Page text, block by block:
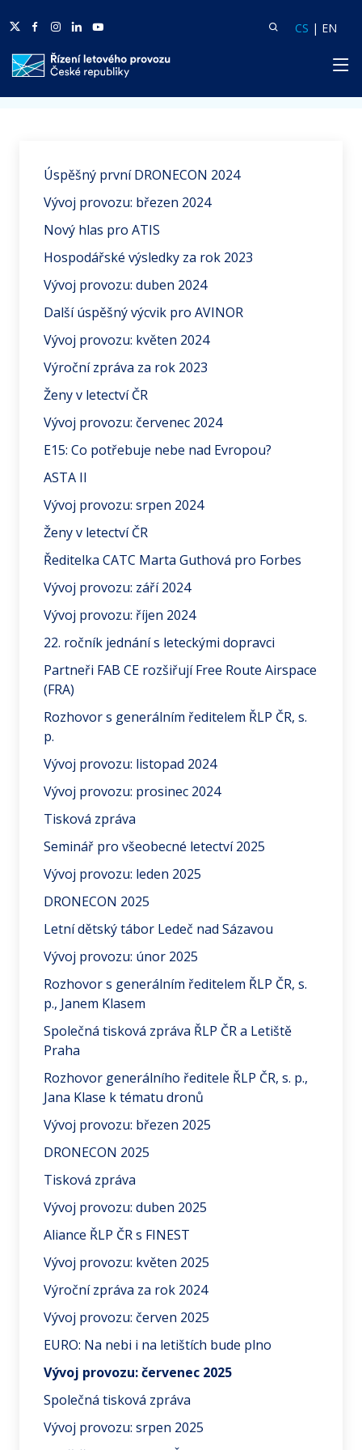
TwitterFacebook
Facebook
Linkedin Vyhledat
CS | EN
Úspěšný první DRONECON 2024
Vývoj provozu: březen 2024
Nový hlas pro ATIS
Hospodářské výsledky za rok 2023
Vývoj provozu: duben 2024
Další úspěšný výcvik pro AVINOR
Vývoj provozu: květen 2024
Výroční zpráva za rok 2023
Ženy v letectví ČR
Vývoj provozu: červenec 2024
E15: Co potřebuje nebe nad Evropou?
ASTA II
Vývoj provozu: srpen 2024
Ženy v letectví ČR
Ředitelka CATC Marta Guthová pro Forbes
Vývoj provozu: září 2024
Vývoj provozu: říjen 2024
22. ročník jednání s leteckými dopravci
Partneři FAB CE rozšiřují Free Route Airspace
(FRA)
Rozhovor s generálním ředitelem ŘLP ČR, s.
p.
Vývoj provozu: listopad 2024
Vývoj provozu: prosinec 2024
Tisková zpráva
Seminář pro všeobecné letectví 2025
Vývoj provozu: leden 2025
DRONECON 2025
Letní dětský tábor Ledeč nad Sázavou
Vývoj provozu: únor 2025
Rozhovor s generálním ředitelem ŘLP ČR, s.
p., Janem Klasem
Společná tisková zpráva ŘLP ČR a Letiště
Praha
Rozhovor generálního ředitele ŘLP ČR, s. p.,
Jana Klase k tématu dronů
Vývoj provozu: březen 2025
DRONECON 2025
Tisková zpráva
Vývoj provozu: duben 2025
Aliance ŘLP ČR s FINEST
Vývoj provozu: květen 2025
Výroční zpráva za rok 2024
Vývoj provozu: červen 2025
EURO: Na nebi i na letištích bude plno
Vývoj provozu: červenec 2025
Společná tisková zpráva
Vývoj provozu: srpen 2025